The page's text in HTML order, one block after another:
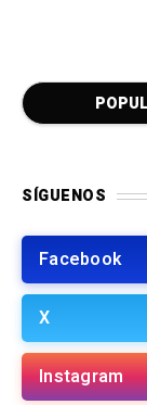
SÍGUENOS
Facebook
X
Instagram